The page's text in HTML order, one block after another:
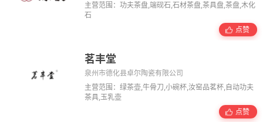
主营范围：功夫茶盘,端砚石,石材茶盘,茶具盘,茶盘,木化
石
点赞
茗丰堂
泉州市德化县卓尔陶瓷有限公司
主营范围：绿茶壶,牛骨刀,小碗杯,汝窑品茗杯,自动功夫
茶具,玉乳壶
点赞